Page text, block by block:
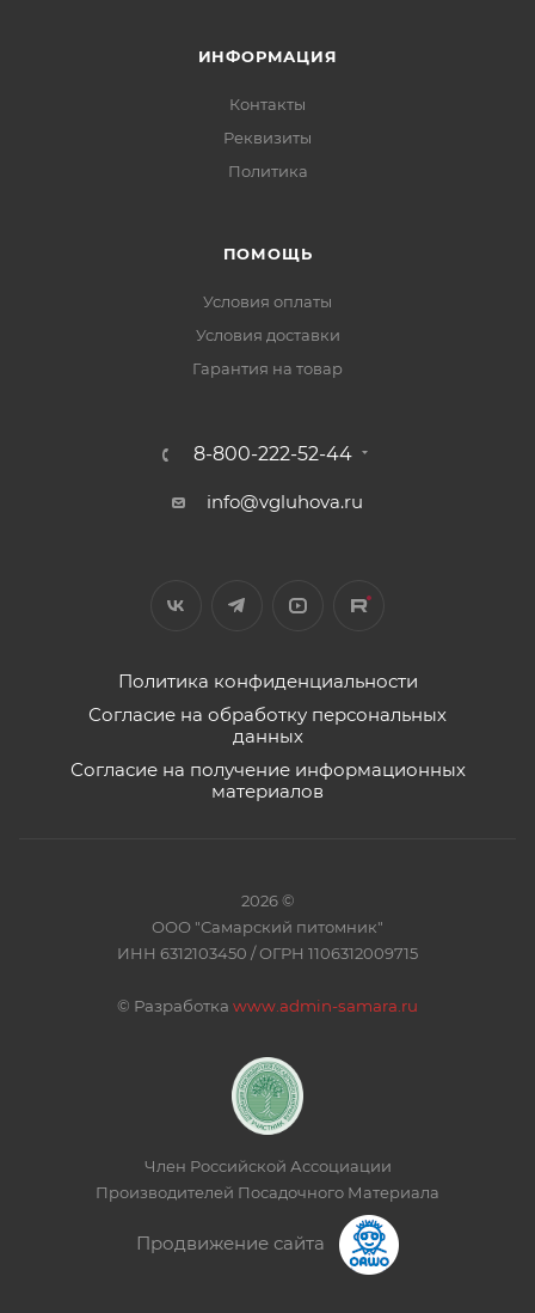
ИНФОРМАЦИЯ
Контакты
Реквизиты
Политика
ПОМОЩЬ
Условия оплаты
Условия доставки
Гарантия на товар
8-800-222-52-44
info@vgluhova.ru
Политика конфиденциальности
Согласие на обработку персональных
данных
Согласие на получение информационных
материалов
2026 ©
ООО "Самарский питомник"
ИНН 6312103450 / ОГРН 1106312009715
© Разработка www.admin-samara.ru
Член Российской Ассоциации
Производителей Посадочного Материала
Продвижение сайта